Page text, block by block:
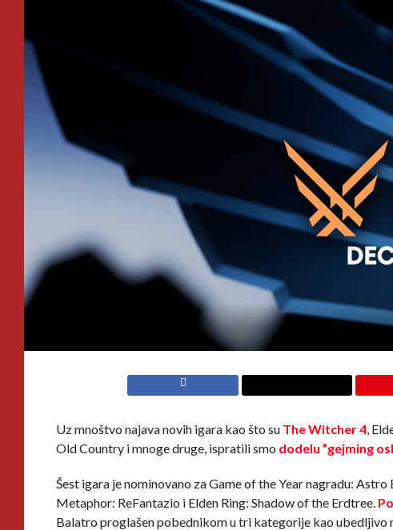
Uz mnoštvo najava novih igara kao što su The Witcher 4,
Old Country i mnoge druge, ispratili smo dodelu ”gejming
Šest igara je nominovano za Game of the Year nagradu:
Metaphor: ReFantazio i Elden Ring: Shadow of the Erdtree.
Balatro proglašen pobednikom u tri kategorije kao ubedljivo